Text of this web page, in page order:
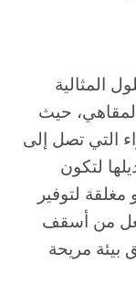
المثالية
حيث
التي تصل إلى
لتكون
لتوفير
من أسقف
بيئة مريحة